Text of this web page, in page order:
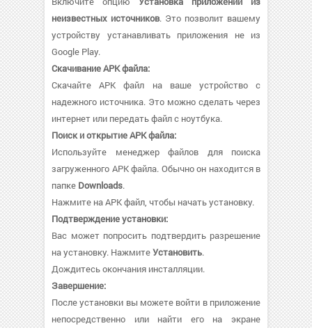
неизвестных источников. Это позволит вашему
устройству устанавливать приложения не из
Google Play.
Скачивание APK файла:
Скачайте APK файл на ваше устройство с
надежного источника. Это можно сделать через
интернет или передать файл с ноутбука.
Поиск и открытие APK файла:
Используйте менеджер файлов для поиска
загруженного APK файла. Обычно он находится в
папке Downloads.
Нажмите на APK файл, чтобы начать установку.
Подтверждение установки:
Вас может попросить подтвердить разрешение
на установку. НажмитеУстановить.
Дождитесь окончания инсталляции.
Завершение:
После установки вы можете войти в приложение
непосредственно или найти его на экране